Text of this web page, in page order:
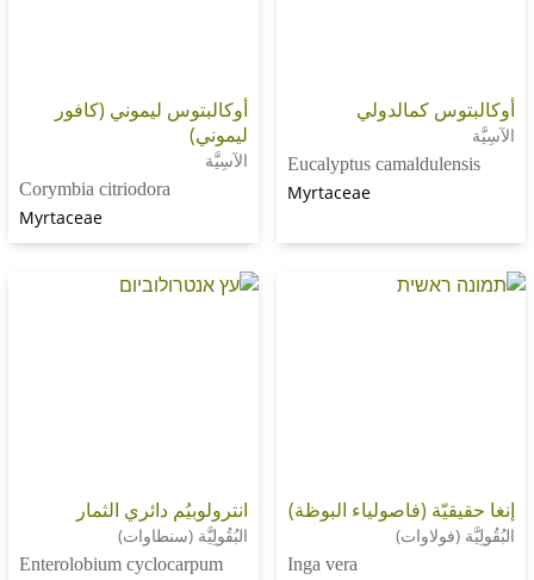
كمالدولي
Eucalyptus
أوكالبتوس ليموني (كافور
الآسِيَّة
Corymbia citriodora
(فاصولياء البوظة) انترولوبيُم دائري الثمار
البُقُولِيَّة (سنطاوات)
Enterolobium cyclocarpum